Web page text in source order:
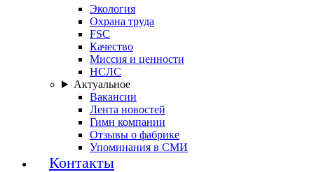
Экология
Охрана труда
FSC
Качество
Миссия и ценности
НСЛС
Актуальное
Вакансии
Лента новостей
Гимн компании
Отзывы о фабрике
Упоминания в СМИ
Контакты